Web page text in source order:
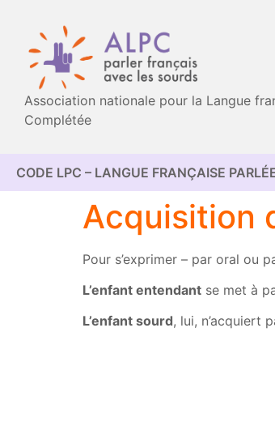
Association nationale pour la Langue
Complétée
CODE LPC – LANGUE FRANÇAISE
Acquisition
Pour s’exprimer – par oral ou
L’enfant entendant se met à
L’enfant sourd, lui, n’acquiert